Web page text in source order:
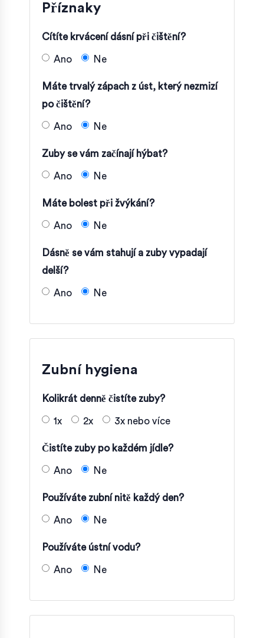
Příznaky
Cítíte krvácení dásní při čištění?
Ano Ne
Máte trvalý zápach z úst, který nezmizí
po čištění?
Ano Ne
Zuby se vám začínají hýbat?
Ano Ne
Máte bolest při žvýkání?
Ano Ne
Dásně se vám stahují a zuby vypadají
delší?
Ano Ne
Zubní hygiena
Kolikrát denně čistíte zuby?
1x 2x 3x nebo více
Čistíte zuby po každém jídle?
Ano Ne
Používáte zubní nitě každý den?
Ano Ne
Používáte ústní vodu?
Ano Ne